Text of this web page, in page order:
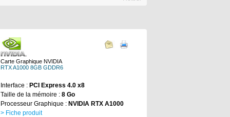
Carte Graphique NVIDIA
RTX A1000 8GB GDDR6
Interface : PCI Express 4.0 x8
Taille de la mémoire : 8 Go
Processeur Graphique : NVIDIA RTX A1000
> Fiche produit